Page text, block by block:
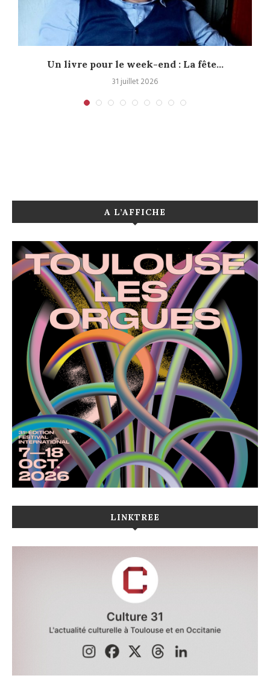
Un livre pour le week-end : La fête...
31 juillet 2026
A L’AFFICHE
LINKTREE